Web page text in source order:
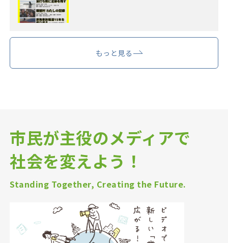
もっと見る
市民が主役のメディアで
社会を変えよう！
Standing Together, Creating the Future.